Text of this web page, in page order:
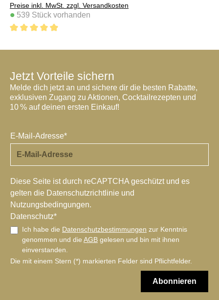
Preise inkl. MwSt. zzgl. Versandkosten
• 539 Stück vorhanden
Jetzt Vorteile sichern
Melde dich jetzt an und sichere dir die besten Rabatte,
exklusiven Zugang zu Aktionen, Cocktailrezepten und
10 % auf deinen ersten Einkauf!
E-Mail-Adresse*
Diese Seite ist durch reCAPTCHA geschützt und es
gelten die Datenschutzrichtlinie und
Nutzungsbedingungen.
Datenschutz*
Ich habe die Datenschutzbestimmungen zur Kenntnis
genommen und die AGB gelesen und bin mit ihnen
einverstanden.
Die mit einem Stern (*) markierten Felder sind Pflichtfelder.
Abonnieren